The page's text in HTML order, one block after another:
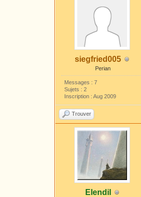
siegfried005
Perian
Messages : 7
Sujets : 2
Inscription : Aug 2009
Trouver
Elendil